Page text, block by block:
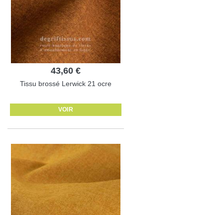
43,60 €
Tissu brossé Lerwick 21 ocre
VOIR